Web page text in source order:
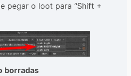
pegar o loot para “Shift +
borradas